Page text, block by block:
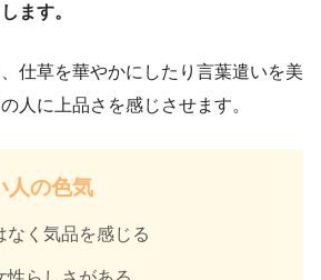
ます。
仕草を華やかにしたり言葉遣いを美
人に上品さを感じさせます。
人の色気
なく気品を感じる